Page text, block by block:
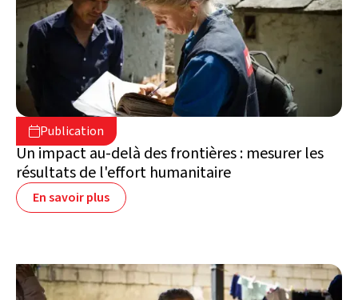
Publication
4 août 2026
Suisse
Un impact au-delà des frontières : mesurer les
résultats de l'effort humanitaire
En savoir plus